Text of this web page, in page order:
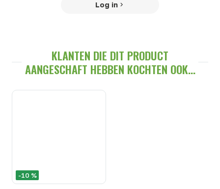
Log in
KLANTEN DIE DIT PRODUCT
AANGESCHAFT HEBBEN KOCHTEN OOK...
-10 %